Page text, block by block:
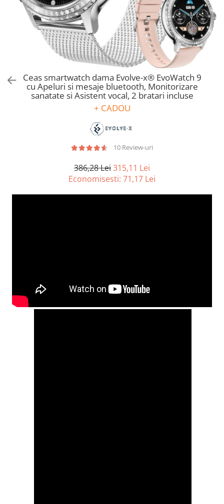
Ceas smartwatch dama Evolve-x® EvoWatch 9
cu Apeluri si mesaje bluetooth, Monitorizare
sanatate si Asistent vocal, 2 bratari incluse
+ CADOU
10 Review-uri
386,28 Lei315,11 Lei
Economisesti: 71,17 Lei